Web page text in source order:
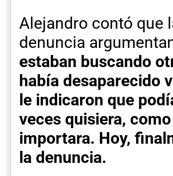
Alejandro contó que
denuncia
estaban buscando
había desaparecido
le indicaron que
veces quisiera,
importara. Hoy,
la denuncia.